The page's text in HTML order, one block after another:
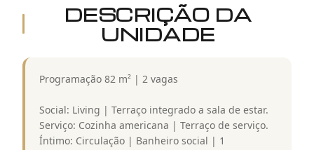
DESCRIÇÃO DA
UNIDADE
Programação 82 m² | 2 vagas
Social: Living | Terraço integrado a sala de estar.
Serviço: Cozinha americana | Terraço de serviço.
Íntimo: Circulação | Banheiro social | 1